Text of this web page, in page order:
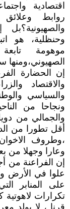
اقتصادية
روابط وعلائق
وحنظلية، هو
موهومة
إن الحضارة
والاقتصاد
والسياسي
ونجاحا من
والجمالي من
أقل تطورا من
،وطروف الاخوان
وعارا وجهلا من
إن الفراعنة من
علوا في الأرض
على المنابر
تكرارات لاهوتية